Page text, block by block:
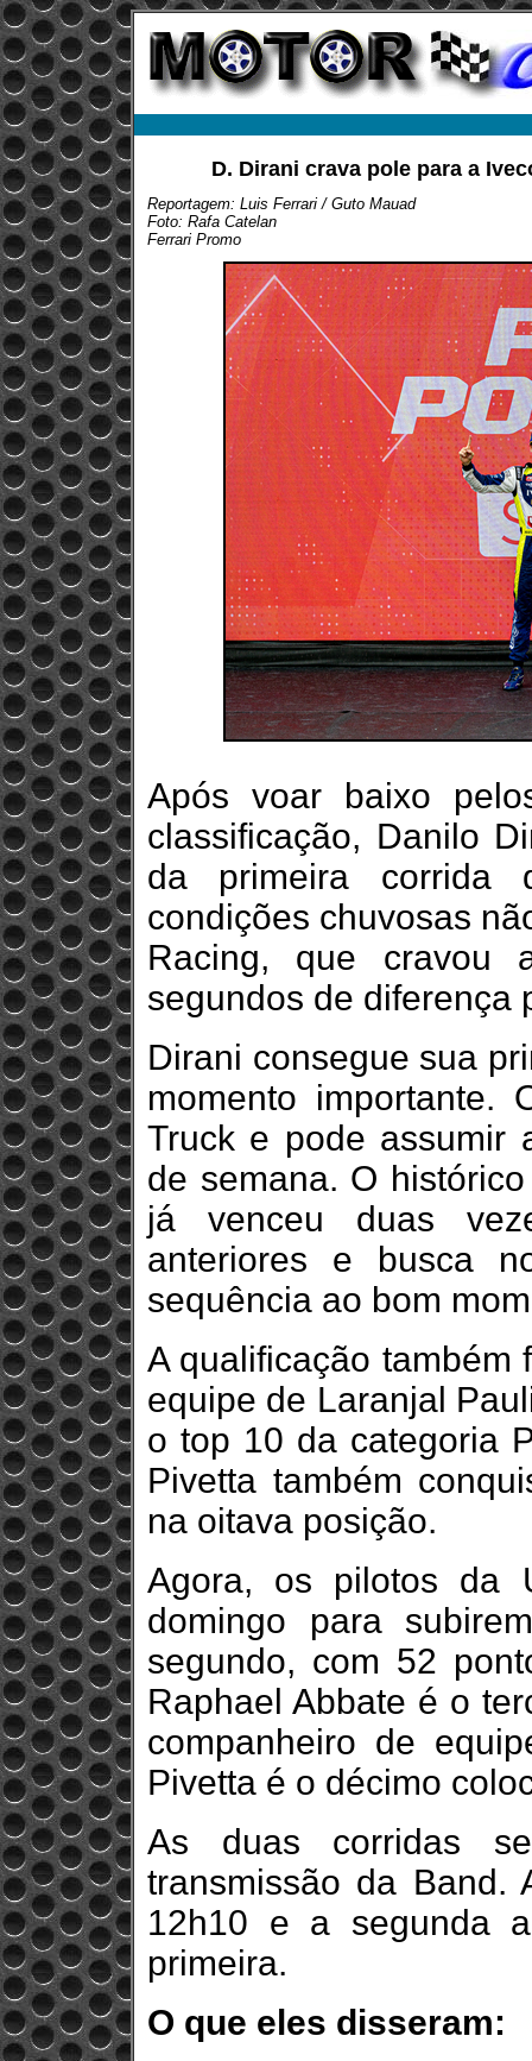
D. Dirani crava pole para a
Reportagem: Luis Ferrari / Guto Mauad
Foto: Rafa Catelan
Ferrari Promo
Após voar baixo
classificação, Danilo
da primeira corrida
condições chuvosas
Racing, que cravou
segundos de diferença
Dirani consegue sua
momento
Truck e pode assumir
de semana. O
já venceu duas
anteriores e busca
sequência ao bom
A qualificação também
equipe de Laranjal
o top 10 da categoria
Pivetta também
na oitava posição.
Agora, os pilotos da
domingo para
segundo, com 52
Raphael Abbate é o
companheiro de
Pivetta é o décimo
As duas corridas
transmissão da Band.
12h10 e a segunda
primeira.
O que eles disseram: